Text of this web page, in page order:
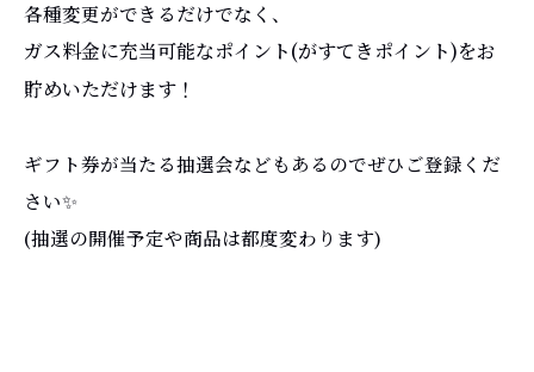
各種変更ができるだけでなく、
ガス料金に充当可能なポイント(がすてきポイント)をお
貯めいただけます！
ギフト券が当たる抽選会などもあるのでぜひご登録くだ
さい✨
(抽選の開催予定や商品は都度変わります)